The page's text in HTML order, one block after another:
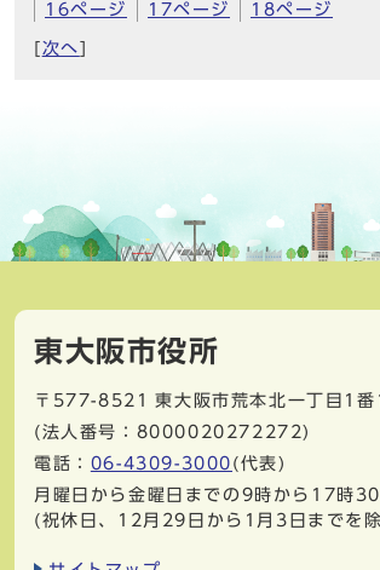
16ページ
17ページ 18ページ
次へ
東大阪市役所
〒577-8521
東大阪市荒本北一丁目1番
(法人番号：8000020272272)
電話： 06-4309-3000 (代表)
月曜日から金曜日までの9時から17時
(祝休日、12月29日から1月3日までを